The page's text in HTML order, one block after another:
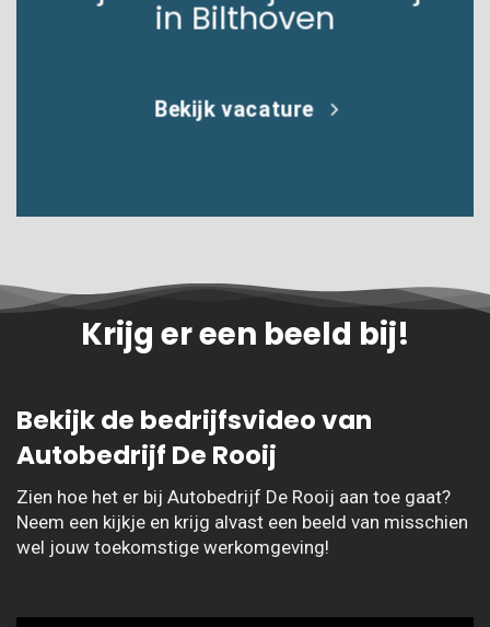
in Bilthoven
Bekijk vacature
Krijg er een beeld bij!
Bekijk de bedrijfsvideo van
Autobedrijf De Rooij
Zien hoe het er bij Autobedrijf De Rooij aan toe gaat?
Neem een kijkje en krijg alvast een beeld van misschien
wel jouw toekomstige werkomgeving!